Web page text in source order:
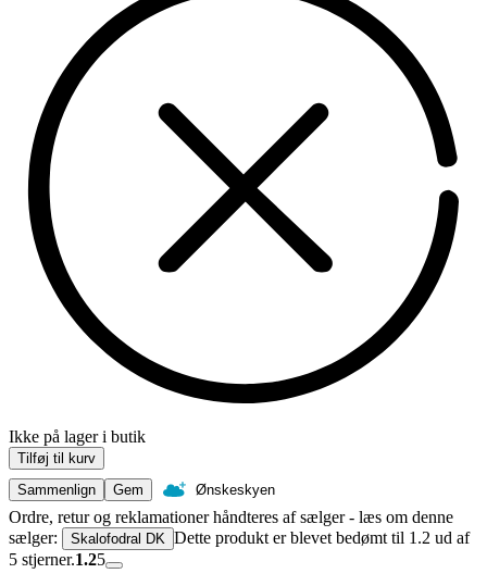
Ikke på lager i butik
Tilføj til kurv
Sammenlign
Gem Ønskeskyen
Ordre, retur og reklamationer håndteres af sælger - læs om denne
sælger:
Skalofodral DK Dette produkt er blevet bedømt til 1.2 ud af
5 stjerner.1.25